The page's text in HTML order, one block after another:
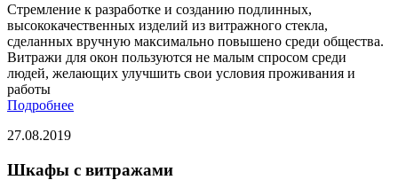
Стремление к разработке и созданию подлинных,
высококачественных изделий из витражного стекла,
сделанных вручную максимально повышено среди общества.
Витражи для окон пользуются не малым спросом среди
людей, желающих улучшить свои условия проживания и
работы
Подробнее
27.08.2019
Шкафы с витражами